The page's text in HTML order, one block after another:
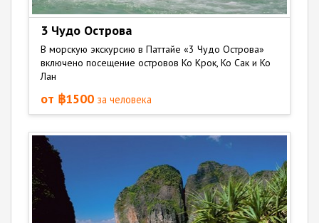
3 Чудо Острова
В морскую экскурсию в Паттайе «3 Чудо Острова»
включено посещение островов Ко Крок, Ко Сак и Ко
Лан
от ฿1500 за человека